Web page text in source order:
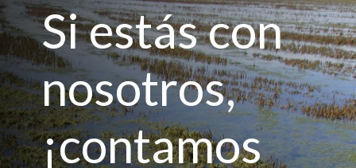
Si estás con
nosotros,
¡contamos